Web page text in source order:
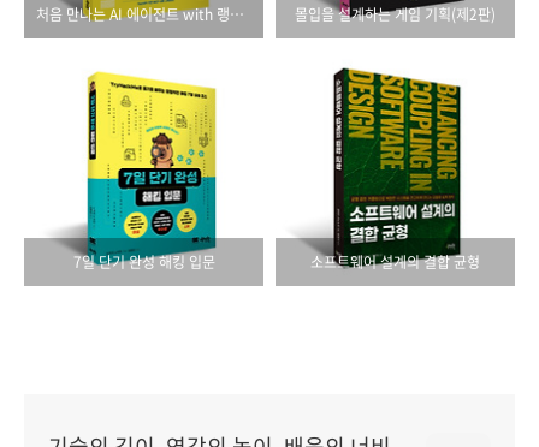
처음 만나는 AI 에이전트 with 랭체인 & MCP 몰입을 설계하는 게임 기획(제2판)
7일 단기 완성 해킹 입문 소프트웨어 설계의 결합 균형